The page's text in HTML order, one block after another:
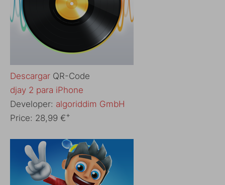
Descargar QR-Code
‎djay 2 para iPhone
Developer: algoriddim GmbH
Price: 28,99 €+